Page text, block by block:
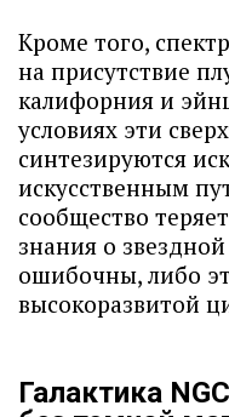
Кроме того,
на присутствие
калифорния и
условиях эти
синтезируются
искусственным
сообщество
знания о
ошибочны, либо
высокоразвитой
Галактика